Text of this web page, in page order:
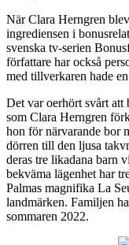
När Clara Herngren
ingrediensen i
svenska tv-serien
författare har också
med tillverkaren hade
Det var oerhört svårt att
som Clara Herngren
hon för närvarande bor
dörren till den ljusa
deras tre likadana barn
bekväma lägenhet har
Palmas magnifika La
landmärken. Familjen
sommaren 2022.